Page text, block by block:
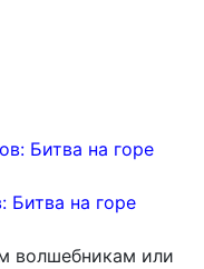
Битва на горе
волшебникам или